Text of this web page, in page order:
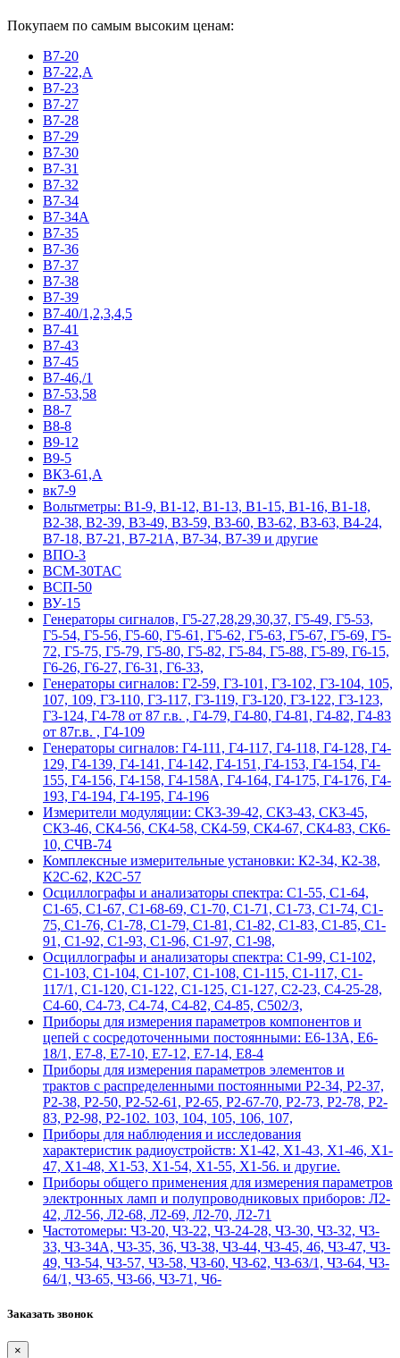
Покупаем по самым высоким ценам:
В7-20
В7-22,А
В7-23
В7-27
В7-28
В7-29
В7-30
В7-31
В7-32
В7-34
В7-34А
В7-35
В7-36
В7-37
В7-38
В7-39
В7-40/1,2,3,4,5
В7-41
В7-43
В7-45
В7-46,/1
В7-53,58
В8-7
В8-8
В9-12
В9-5
ВК3-61,А
вк7-9
Вольтметры: В1-9, В1-12, В1-13, В1-15, В1-16, В1-18,
В2-38, В2-39, В3-49, В3-59, В3-60, В3-62, В3-63, В4-24,
В7-18, В7-21, В7-21А, В7-34, В7-39 и другие
ВПО-3
ВСМ-30ТАС
ВСП-50
ВУ-15
Гeнepaтopы cигнaлoв, Г5-27,28,29,30,37, Г5-49, Г5-53,
Г5-54, Г5-56, Г5-60, Г5-61, Г5-62, Г5-63, Г5-67, Г5-69, Г5-
72, Г5-75, Г5-79, Г5-80, Г5-82, Г5-84, Г5-88, Г5-89, Г6-15,
Г6-26, Г6-27, Г6-31, Г6-33,
Гeнepaтopы cигнaлoв: Г2-59, Г3-101, Г3-102, Г3-104, 105,
107, 109, Г3-110, Г3-117, Г3-119, Г3-120, Г3-122, Г3-123,
Г3-124, Г4-78 от 87 г.в. , Г4-79, Г4-80, Г4-81, Г4-82, Г4-83
от 87г.в. , Г4-109
Гeнepaтopы cигнaлoв: Г4-111, Г4-117, Г4-118, Г4-128, Г4-
129, Г4-139, Г4-141, Г4-142, Г4-151, Г4-153, Г4-154, Г4-
155, Г4-156, Г4-158, Г4-158А, Г4-164, Г4-175, Г4-176, Г4-
193, Г4-194, Г4-195, Г4-196
Измерители модуляции: СК3-39-42, СК3-43, СК3-45,
СК3-46, СК4-56, СК4-58, СК4-59, СК4-67, СК4-83, СК6-
10, СЧВ-74
Комплексные измерительные установки: К2-34, К2-38,
К2С-62, К2С-57
Осциллографы и анализаторы спектра: С1-55, С1-64,
С1-65, С1-67, С1-68-69, С1-70, С1-71, С1-73, С1-74, С1-
75, С1-76, С1-78, С1-79, С1-81, С1-82, С1-83, С1-85, С1-
91, С1-92, С1-93, С1-96, С1-97, С1-98,
Осциллографы и анализаторы спектра: С1-99, С1-102,
С1-103, С1-104, С1-107, С1-108, С1-115, С1-117, С1-
117/1, С1-120, С1-122, С1-125, С1-127, С2-23, С4-25-28,
С4-60, С4-73, С4-74, С4-82, С4-85, С502/3,
Приборы для измерения параметров компонентов и
цепей с сосредоточенными постоянными: Е6-13А, Е6-
18/1, Е7-8, Е7-10, Е7-12, Е7-14, Е8-4
Приборы для измерения параметров элементов и
трактов с распределенными постоянными Р2-34, Р2-37,
Р2-38, Р2-50, Р2-52-61, Р2-65, Р2-67-70, Р2-73, Р2-78, Р2-
83, Р2-98, Р2-102. 103, 104, 105, 106, 107,
Приборы для наблюдения и исследования
характеристик радиоустройств: Х1-42, Х1-43, Х1-46, Х1-
47, Х1-48, Х1-53, Х1-54, Х1-55, Х1-56. и другие.
Приборы общего применения для измерения параметров
электронных ламп и полупроводниковых приборов: Л2-
42, Л2-56, Л2-68, Л2-69, Л2-70, Л2-71
Частотомеры: Ч3-20, Ч3-22, Ч3-24-28, Ч3-30, Ч3-32, Ч3-
33, Ч3-34А, Ч3-35, 36, Ч3-38, Ч3-44, Ч3-45, 46, Ч3-47, Ч3-
49, Ч3-54, Ч3-57, Ч3-58, Ч3-60, Ч3-62, Ч3-63/1, Ч3-64, Ч3-
64/1, Ч3-65, Ч3-66, Ч3-71, Ч6-
Заказать звонок
×